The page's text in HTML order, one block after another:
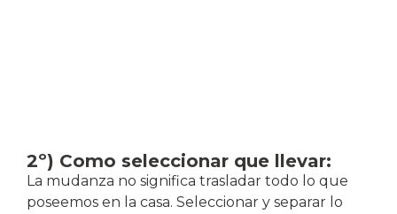
2º) Como seleccionar que llevar:
La mudanza no significa trasladar todo lo que
poseemos en la casa. Seleccionar y separar lo